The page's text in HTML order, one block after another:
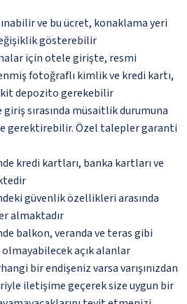
ve bu ücret, konaklama yeri
gösterebilir
için otele girişte, resmi
fotoğraflı kimlik ve kredi kartı,
depozito gerekebilir
sırasında müsaitlik durumuna
gerektirebilir. Özel talepler garanti
kredi kartları, banka kartları ve
güvenlik özellikleri arasında
almaktadır
balkon, veranda ve teras gibi
açık alanlar
bir endişeniz varsa varışınızdan
iletişime geçerek size uygun bir